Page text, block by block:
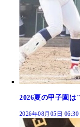
2026夏の甲子園は
2026年08月05日 06:30